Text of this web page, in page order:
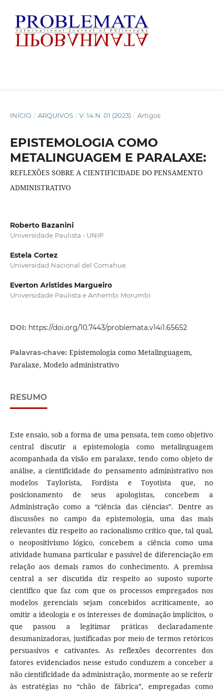
INÍCIO / ARQUIVOS / V. 14 N. 01 (2023) / Artigos
EPISTEMOLOGIA COMO
METALINGUAGEM E PARALAXE:
REFLEXÕES SOBRE A CIENTIFICIDADE DO PENSAMENTO
ADMINISTRATIVO
Roberto Bazanini
Universidade Paulista - UNIP
Estela Cortez
Universidad Nacional del Comahue
Everton Aristides Margueiro
Universidade Paulista e Anhembi Morumbi
DOI: https://doi.org/10.7443/problemata.v14i1.65652
Palavras-chave: Epistemologia como Metalinguagem,
Paralaxe, Modelo administrativo
RESUMO
Este ensaio, sob a forma de uma pensata, tem como objetivo
central discutir a epistemologia como metalinguagem
acompanhada da visão em paralaxe, tendo como objeto de
análise, a cientificidade do pensamento administrativo nos
modelos Taylorista, Fordista e Toyotista que, no
posicionamento de seus apologistas, concebem a
Administração como a “ciência das ciências”. Dentre as
discussões no campo da epistemologia, uma das mais
relevantes diz respeito ao racionalismo crítico que, tal qual,
o neopositivismo lógico, concebem a ciência como uma
atividade humana particular e passível de diferenciação em
relação aos demais ramos do conhecimento. A premissa
central a ser discutida diz respeito ao suposto suporte
cientifico que faz com que os processos empregados nos
modelos gerenciais sejam concebidos acriticamente, ao
omitir a ideologia e os interesses de dominação implícitos, o
que passou a legitimar práticas declaradamente
desumanizadoras, justificadas por meio de termos retóricos
persuasivos e cativantes. As reflexões decorrentes dos
fatores evidenciados nesse estudo conduzem a conceber a
não cientificidade da administração, mormente ao se referir
às estratégias no “chão de fábrica”, empregadas como